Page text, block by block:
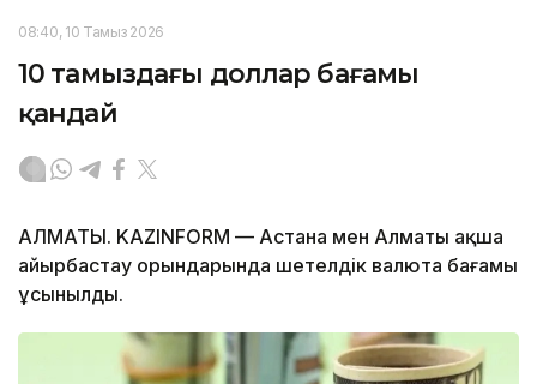
08:40, 10 Тамыз 2026
10 тамыздағы доллар бағамы
қандай
АЛМАТЫ. KAZINFORM — Астана мен Алматы ақша
айырбастау орындарында шетелдік валюта бағамы
ұсынылды.